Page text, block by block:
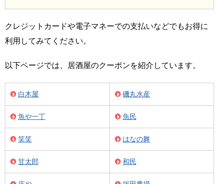
クレジットカードや電子マネーでの支払いなどでもお得に
利用してみてください。
以下ページでは、居酒屋のクーポンを紹介しています。
白木屋 磯丸水産
魚や一丁 魚民
笑笑 はなの舞
甘太郎 和民